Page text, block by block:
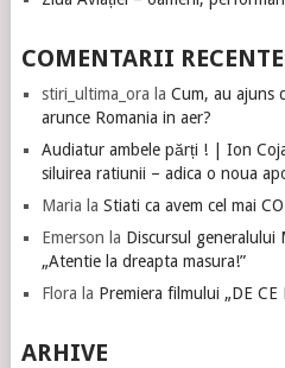
COMENTARII RECENTE
stiri_ultima_ora la Cum, au ajuns
arunce Romania in aer?
Audiatur ambele părți ! | Ion
siluirea ratiunii – adica o noua
Maria la Stiati ca avem cel mai
Emerson la Discursul generalului
„Atentie la dreapta masura!”
Flora la Premiera filmului „DE
ARHIVE